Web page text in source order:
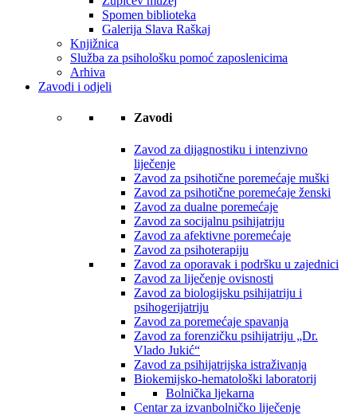
Spomen biblioteka
Galerija Slava Raškaj
Knjižnica
Služba za psihološku pomoć zaposlenicima
Arhiva
Zavodi i odjeli
Zavodi
Zavod za dijagnostiku i intenzivno
liječenje
Zavod za psihotične poremećaje muški
Zavod za psihotične poremećaje ženski
Zavod za dualne poremećaje
Zavod za socijalnu psihijatriju
Zavod za afektivne poremećaje
Zavod za psihoterapiju
Zavod za oporavak i podršku u zajednici
Zavod za liječenje ovisnosti
Zavod za biologijsku psihijatriju i
psihogerijatriju
Zavod za poremećaje spavanja
Zavod za forenzičku psihijatriju „Dr.
Vlado Jukić“
Zavod za psihijatrijska istraživanja
Biokemijsko-hematološki laboratorij
Bolnička ljekarna
Centar za izvanbolničko liječenje